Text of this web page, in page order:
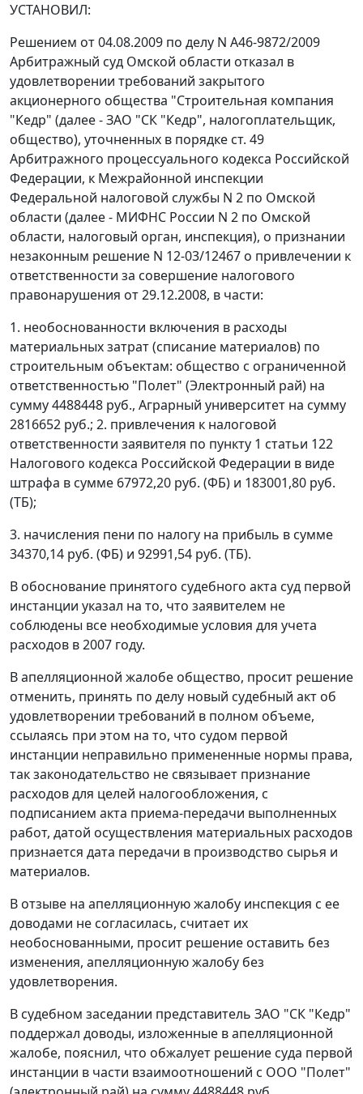
УСТАНОВИЛ:
Решением от 04.08.2009 по делу N А46-9872/2009
Арбитражный суд Омской области отказал в
удовлетворении требований закрытого
акционерного общества "Строительная компания
"Кедр" (далее - ЗАО "СК "Кедр", налогоплательщик,
общество), уточненных в порядке ст. 49
Арбитражного процессуального кодекса Российской
Федерации, к Межрайонной инспекции
Федеральной налоговой службы N 2 по Омской
области (далее - МИФНС России N 2 по Омской
области, налоговый орган, инспекция), о признании
незаконным решение N 12-03/12467 о привлечении к
ответственности за совершение налогового
правонарушения от 29.12.2008, в части:
1. необоснованности включения в расходы
материальных затрат (списание материалов) по
строительным объектам: общество с ограниченной
ответственностью "Полет" (Электронный рай) на
сумму 4488448 руб., Аграрный университет на сумму
2816652 руб.; 2. привлечения к налоговой
ответственности заявителя по пункту 1 статьи 122
Налогового кодекса Российской Федерации в виде
штрафа в сумме 67972,20 руб. (ФБ) и 183001,80 руб.
(ТБ);
3. начисления пени по налогу на прибыль в сумме
34370,14 руб. (ФБ) и 92991,54 руб. (ТБ).
В обоснование принятого судебного акта суд первой
инстанции указал на то, что заявителем не
соблюдены все необходимые условия для учета
расходов в 2007 году.
В апелляционной жалобе общество, просит решение
отменить, принять по делу новый судебный акт об
удовлетворении требований в полном объеме,
ссылаясь при этом на то, что судом первой
инстанции неправильно примененные нормы права,
так законодательство не связывает признание
расходов для целей налогообложения, с
подписанием акта приема-передачи выполненных
работ, датой осуществления материальных расходов
признается дата передачи в производство сырья и
материалов.
В отзыве на апелляционную жалобу инспекция с ее
доводами не согласилась, считает их
необоснованными, просит решение оставить без
изменения, апелляционную жалобу без
удовлетворения.
В судебном заседании представитель ЗАО "СК "Кедр"
поддержал доводы, изложенные в апелляционной
жалобе, пояснил, что обжалует решение суда первой
инстанции в части взаимоотношений с ООО "Полет"